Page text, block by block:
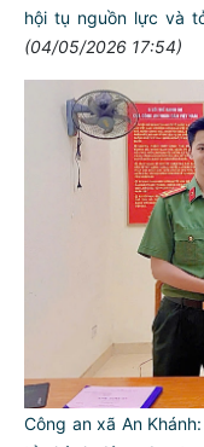
hội tụ nguồn lực và
(04/05/2026 17:54)
Công an xã An